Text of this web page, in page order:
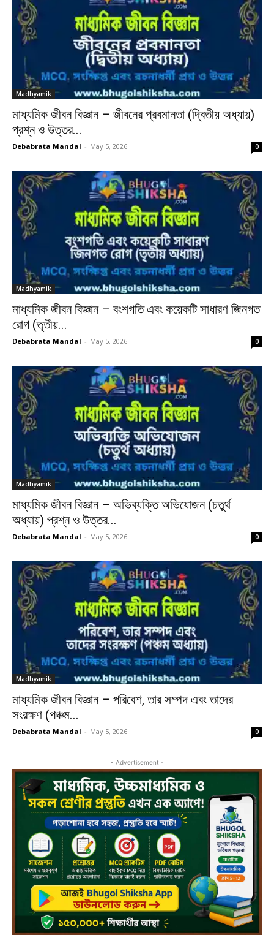
Madhyamik
মাধ্যমিক জীবন বিজ্ঞান – জীবনের প্রবমানতা (দ্বিতীয় অধ্যায়)
প্রশ্ন ও উত্তর...
Debabrata Mandal - May 5, 2026 0
Madhyamik
মাধ্যমিক জীবন বিজ্ঞান – বংশগতি এবং কয়েকটি সাধারণ জিনগত
রোগ (তৃতীয়...
Debabrata Mandal - May 5, 2026 0
Madhyamik
মাধ্যমিক জীবন বিজ্ঞান – অভিব্যক্তি অভিযোজন (চতুর্থ
অধ্যায়) প্রশ্ন ও উত্তর...
Debabrata Mandal - May 5, 2026 0
Madhyamik
মাধ্যমিক জীবন বিজ্ঞান – পরিবেশ, তার সম্পদ এবং তাদের
সংরক্ষণ (পঞ্চম...
Debabrata Mandal - May 5, 2026 0
- Advertisement -